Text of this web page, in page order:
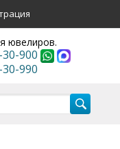
ювелиров.
30-900
990